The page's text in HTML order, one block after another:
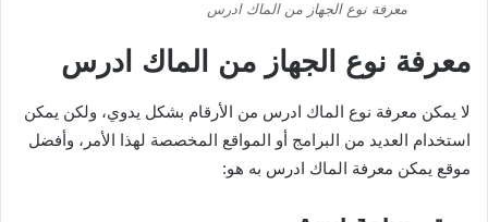
معرفة نوع الجهاز من الماك ادرس
معرفة نوع الجهاز من الماك ادرس
لا يمكن معرفة نوع الماك ادرس من الأرقام بشكل يدوي، ولكن يمكن
استخدام العديد من البرامج أو المواقع المخصصة لهذا الأمر، وأفضل
موقع يمكن معرفة الماك ادرس به هو: